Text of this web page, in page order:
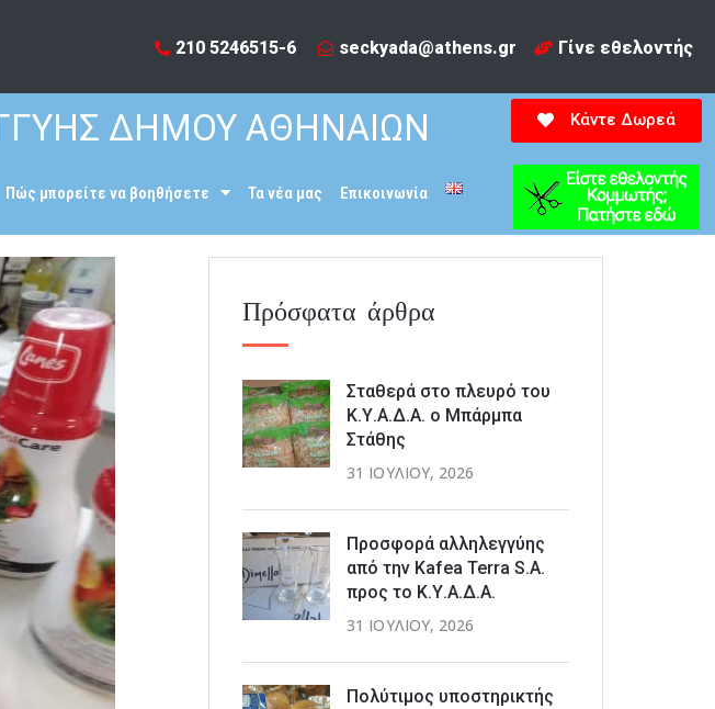
210 5246515-6​ seckyada@athens.gr Γίνε εθελοντής
ΔΗΜΟΥ ΑΘΗΝΑΙΩΝ
Πώς μπορείτε να βοηθήσετε Τα νέα μας Επικοινωνία
Κάντε Δωρεά
Πρόσφατα άρθρα
Σταθερά στο πλευρό του
Κ.Υ.Α.Δ.Α. ο Μπάρμπα
Στάθης
31 ΙΟΥΛΊΟΥ, 2026
Προσφορά αλληλεγγύης
από την Kafea Terra S.A.
προς το Κ.Υ.Α.Δ.Α.
31 ΙΟΥΛΊΟΥ, 2026
Πολύτιμος υποστηρικτής